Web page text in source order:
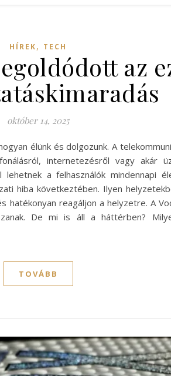
HÍREK, TECH
az
október 14, 2025
élünk és dolgozunk. A
internetezésről vagy akár
lehetnek a felhasználók mindennapi
hiba következtében. Ilyen
reagáljon a helyzetre. A
De mi is áll a háttérben?
TOVÁBB